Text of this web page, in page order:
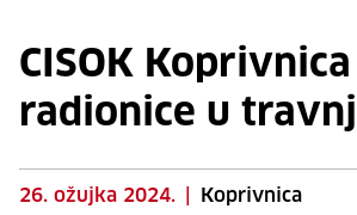
CISOK Koprivnica
radionice u
26. ožujka 2024. Koprivnica